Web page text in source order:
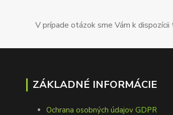
V prípade otázok sme Vám k
ZÁKLADNÉ INFORMÁCIE
Ochrana osobných údajov GDPR